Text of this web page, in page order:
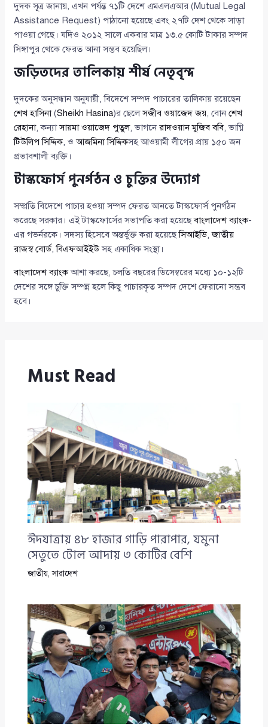
দুদক সূত্র জানায়, এখন পর্যন্ত ৭১টি দেশে এমএলএআর (Mutual Legal
Assistance Request) পাঠানো হয়েছে এবং ২৭টি দেশ থেকে সাড়া
পাওয়া গেছে। যদিও ২০১২ সালে একবার মাত্র ১৩.৫ কোটি টাকার সম্পদ
সিঙ্গাপুর থেকে ফেরত আনা সম্ভব হয়েছিল।
জড়িতদের তালিকায় শীর্ষ নেতৃবৃন্দ
দুদকের অনুসন্ধান অনুযায়ী, বিদেশে সম্পদ পাচারের তালিকায় রয়েছেন
শেখ হাসিনা(Sheikh Hasina)র ছেলেসজীব ওয়াজেদ জয়, বোনশেখ
রেহানা, কন্যাসায়মা ওয়াজেদ পুতুল, ভাগনেরাদওয়ান মুজিব ববি, ভাগ্নি
টিউলিপ সিদ্দিক, ওআজমিনা সিদ্দিকসহ আওয়ামী লীগের প্রায় ১৫০ জন
প্রভাবশালী ব্যক্তি।
টাস্কফোর্স পুনর্গঠন ও চুক্তির উদ্যোগ
সম্প্রতি বিদেশে পাচার হওয়া সম্পদ ফেরত আনতে টাস্কফোর্স পুনর্গঠন
করেছে সরকার। এই টাস্কফোর্সের সভাপতি করা হয়েছেবাংলাদেশ ব্যাংক-
এর গভর্নরকে। সদস্য হিসেবে অন্তর্ভুক্ত করা হয়েছেসিআইডি,জাতীয়
রাজস্ব বোর্ড,বিএফআইইউসহ একাধিক সংস্থা।
বাংলাদেশ ব্যাংকআশা করছে, চলতি বছরের ডিসেম্বরের মধ্যে ১০-১২টি
দেশের সঙ্গে চুক্তি সম্পন্ন হলে কিছু পাচারকৃত সম্পদ দেশে ফেরানো সম্ভব
হবে।
Must Read
ঈদযাত্রায় ৪৮ হাজার গাড়ি পারাপার, যমুনা
সেতুতে টোল আদায় ৩ কোটির বেশি
জাতীয়,সারাদেশ